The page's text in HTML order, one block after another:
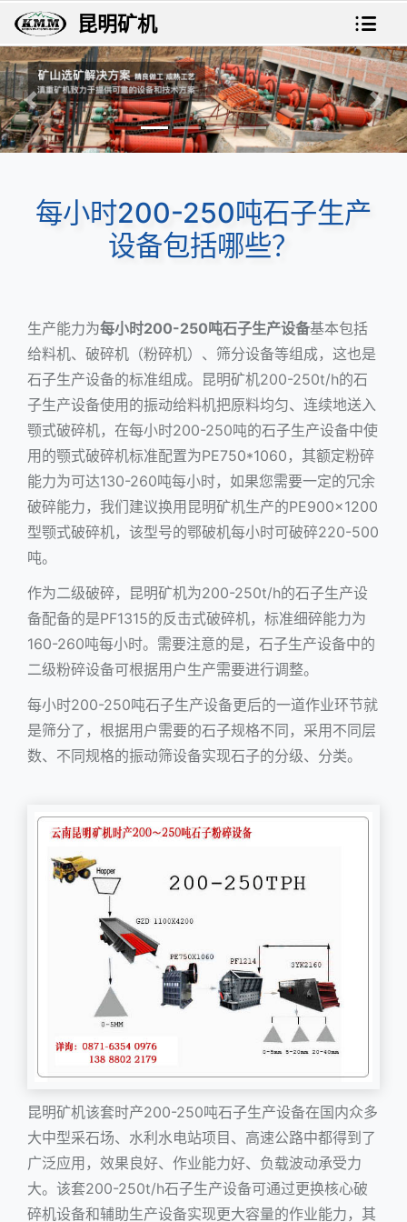
昆明矿机
上一张 下
每小时200-250吨石子生产
设备包括哪些？
生产能力为每小时200-250吨石子生产设备基本包括
给料机、破碎机（粉碎机）、筛分设备等组成，这也是
石子生产设备的标准组成。昆明矿机200-250t/h的石
子生产设备使用的振动给料机把原料均匀、连续地送入
颚式破碎机，在每小时200-250吨的石子生产设备中使
用的颚式破碎机标准配置为PE750*1060，其额定粉碎
能力为可达130-260吨每小时，如果您需要一定的冗余
破碎能力，我们建议换用昆明矿机生产的PE900×1200
型颚式破碎机，该型号的鄂破机每小时可破碎220-500
吨。
作为二级破碎，昆明矿机为200-250t/h的石子生产设
备配备的是PF1315的反击式破碎机，标准细碎能力为
160-260吨每小时。需要注意的是，石子生产设备中的
二级粉碎设备可根据用户生产需要进行调整。
每小时200-250吨石子生产设备更后的一道作业环节就
是筛分了，根据用户需要的石子规格不同，采用不同层
数、不同规格的振动筛设备实现石子的分级、分类。
昆明矿机该套时产200-250吨石子生产设备在国内众多
大中型采石场、水利水电站项目、高速公路中都得到了
广泛应用，效果良好、作业能力好、负载波动承受力
大。该套200-250t/h石子生产设备可通过更换核心破
碎机设备和辅助生产设备实现更大容量的作业能力，其